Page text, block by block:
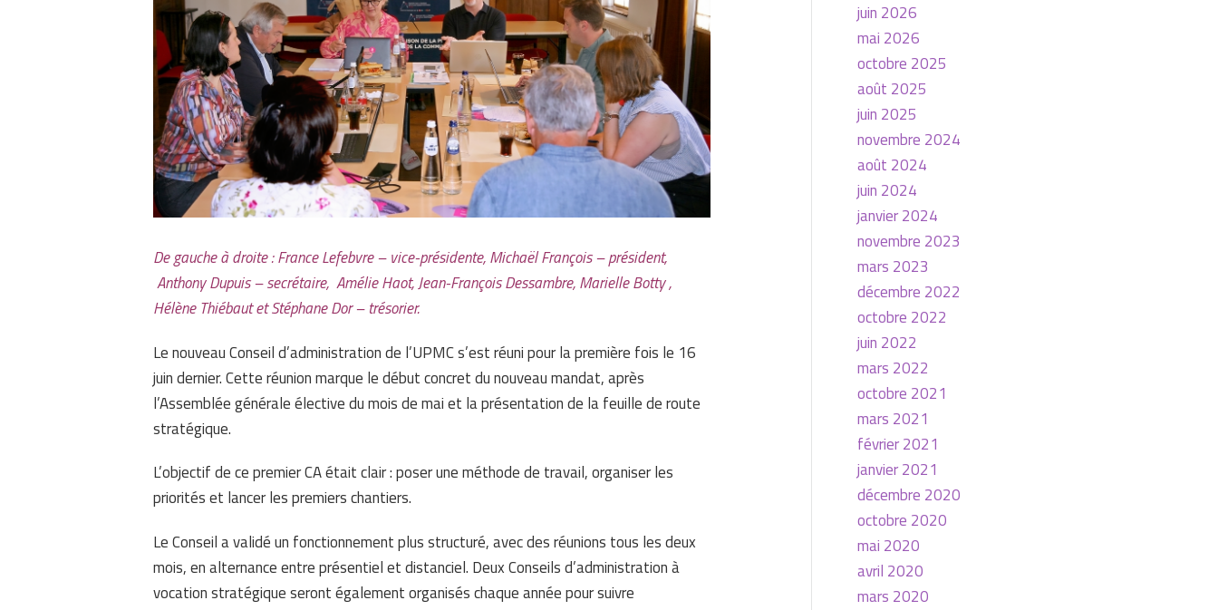
De gauche à droite : France Lefebvre – vice-présidente, Michaël François – président,
Anthony Dupuis – secrétaire, Amélie Haot, Jean-François Dessambre, Marielle Botty ,
Hélène Thiébaut et Stéphane Dor – trésorier.
Le nouveau Conseil d’administration de l’UPMC s’est réuni pour la première fois le 16
juin dernier. Cette réunion marque le début concret du nouveau mandat, après
l’Assemblée générale élective du mois de mai et la présentation de la feuille de route
stratégique.
L’objectif de ce premier CA était clair : poser une méthode de travail, organiser les
priorités et lancer les premiers chantiers.
Le Conseil a validé un fonctionnement plus structuré, avec des réunions tous les deux
mois, en alternance entre présentiel et distanciel. Deux Conseils d’administration à
vocation stratégique seront également organisés chaque année pour suivre
juin 2026
mai 2026
octobre 2025
août 2025
juin 2025
novembre 2024
août 2024
juin 2024
janvier 2024
novembre 2023
mars 2023
décembre 2022
octobre 2022
juin 2022
mars 2022
octobre 2021
mars 2021
février 2021
janvier 2021
décembre 2020
octobre 2020
mai 2020
avril 2020
mars 2020